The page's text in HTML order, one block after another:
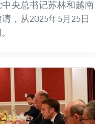
央总书记苏林和越南
，从2025年5月25日